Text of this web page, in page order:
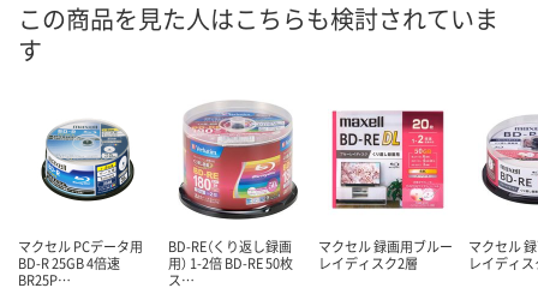
この商品を見た人はこちらも検討されていま
す
マクセル PCデータ用
BD-R 25GB 4倍速
BR25P…
BD-RE（くり返し録画
用） 1-2倍 BD-RE 50枚
ス…
マクセル 録画用ブルー
レイディスク2層
マクセル
レイディス